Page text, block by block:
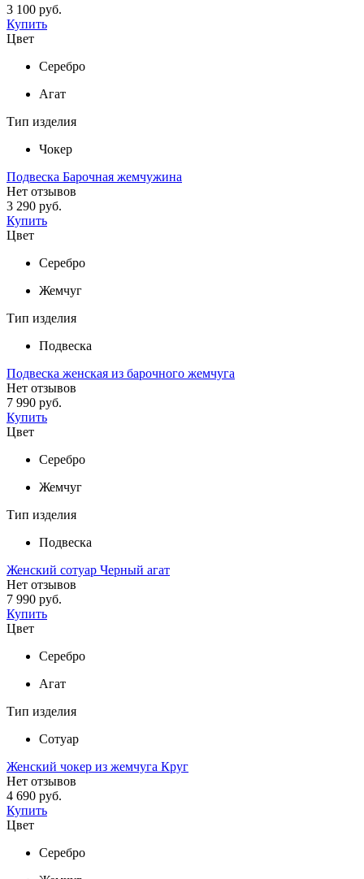
3 100 руб.
Купить
Цвет
Серебро
Агат
Тип изделия
Чокер
Подвеска Барочная жемчужина
Нет отзывов
3 290 руб.
Купить
Цвет
Серебро
Жемчуг
Тип изделия
Подвеска
Подвеска женская из барочного жемчуга
Нет отзывов
7 990 руб.
Купить
Цвет
Серебро
Жемчуг
Тип изделия
Подвеска
Женский сотуар Черный агат
Нет отзывов
7 990 руб.
Купить
Цвет
Серебро
Агат
Тип изделия
Сотуар
Женский чокер из жемчуга Круг
Нет отзывов
4 690 руб.
Купить
Цвет
Серебро